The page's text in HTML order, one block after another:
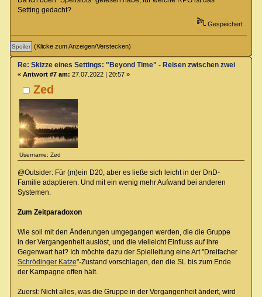
Setting gedacht?
Gespeichert
(Klicke zum Anzeigen/Verstecken)
Zed
Username: Zed
Re: Skizze eines Settings: "Beyond Time" - Reisen zwischen zwei
« Antwort #7 am: 27.07.2022 | 20:57 »
@Outsider: Für (m)ein D20, aber es ließe sich leicht in der DnD-
Familie adaptieren. Und mit ein wenig mehr Aufwand bei anderen
Systemen.
Zum Zeitparadoxon
Wie soll mit den Änderungen umgegangen werden, die die Gruppe
in der Vergangenheit auslöst, und die vielleicht Einfluss auf ihre
Gegenwart hat? Ich möchte dazu der Spielleitung eine Art "Dreifacher
Schrödinger Katze"-Zustand vorschlagen, den die SL bis zum Ende
der Kampagne offen hält.
Zuerst: Nicht alles, was die Gruppe in der Vergangenheit ändert, wird